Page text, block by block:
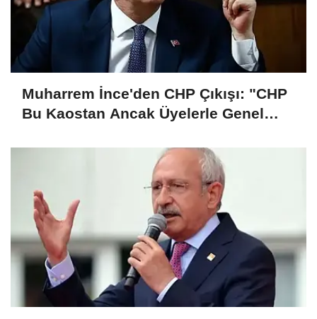
Muharrem İnce'den CHP Çıkışı: "CHP
Bu Kaostan Ancak Üyelerle Genel